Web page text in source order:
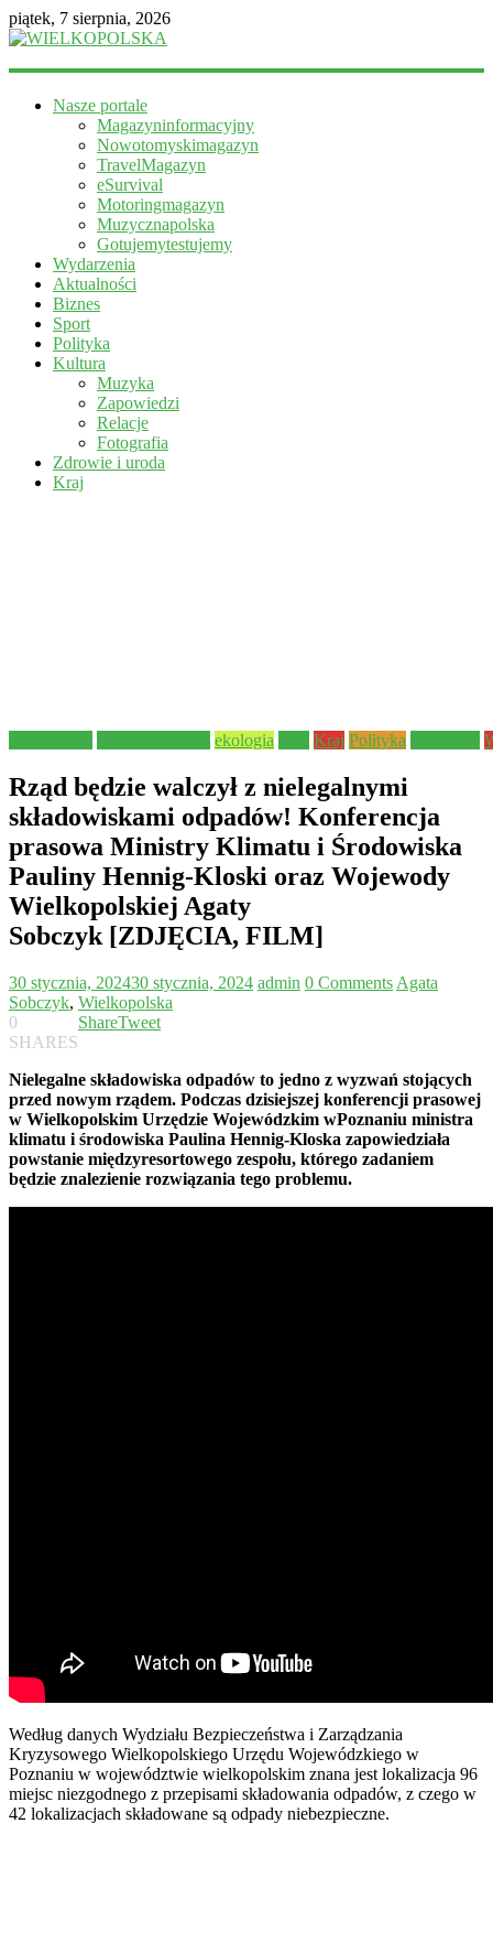
piątek, 7 sierpnia, 2026
WIELKOPOLSKA
informacyjny
Nasze portale
Magazyninformacyjny
Nowotomyskimagazyn
TravelMagazyn
eSurvival
Motoringmagazyn
Muzycznapolska
Gotujemytestujemy
Wydarzenia
Aktualności
Biznes
Sport
Polityka
Kultura
Muzyka
Zapowiedzi
Relacje
Fotografia
Zdrowie i uroda
Kraj
ekologia Kraj Polityka
Rząd będzie walczył z nielegalnymi
składowiskami odpadów! Konferencja
prasowa Ministry Klimatu i Środowiska
Pauliny Hennig-Kloski oraz Wojewody
Wielkopolskiej Agaty
Sobczyk [ZDJĘCIA, FILM]
30 stycznia, 202430 stycznia, 2024 admin 0 Comments Agata
Sobczyk, Wielkopolska
0
SHARES
ShareTweet
Nielegalne składowiska odpadów to jedno z wyzwań stojących
przed nowym rządem. Podczas dzisiejszej konferencji prasowej
w Wielkopolskim Urzędzie Wojewódzkim wPoznaniu ministra
klimatu i środowiska Paulina Hennig-Kloska zapowiedziała
powstanie międzyresortowego zespołu, którego zadaniem
będzie znalezienie rozwiązania tego problemu.
Według danych Wydziału Bezpieczeństwa i Zarządzania
Kryzysowego Wielkopolskiego Urzędu Wojewódzkiego w
Poznaniu w województwie wielkopolskim znana jest lokalizacja 96
miejsc niezgodnego z przepisami składowania odpadów, z czego w
42 lokalizacjach składowane są odpady niebezpieczne.